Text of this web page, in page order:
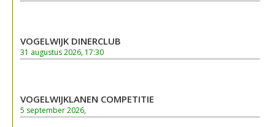
VOGELWIJK DINERCLUB
31 augustus 2026, 17:30
VOGELWIJKLANEN COMPETITIE
5 september 2026,